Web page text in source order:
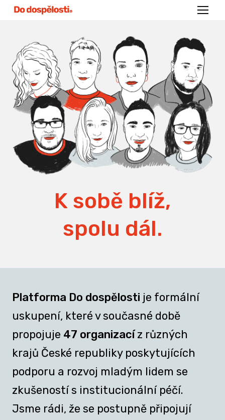
Menu
K sobě blíž,
spolu dál.
Platforma Do dospělosti je formální
uskupení, které v současné době
propojuje 47 organizacíz různých
krajů České republiky poskytujících
podporu a rozvoj mladým lidem se
zkušeností s institucionální péčí.
Jsme rádi, že se postupně připojují